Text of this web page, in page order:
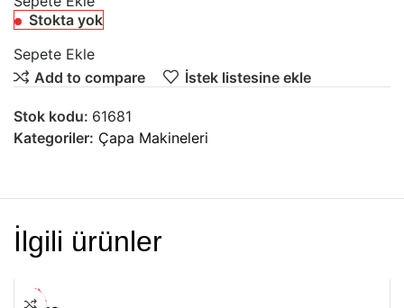
Stokta yok
Sepete Ekle
Add to compare
İstek listesine ekle
Stok kodu: 61681
Kategoriler: Çapa Makineleri
İlgili ürünler